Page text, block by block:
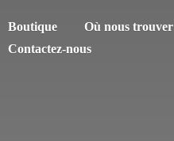
Boutique
Où nous trouver
Contactez-nous